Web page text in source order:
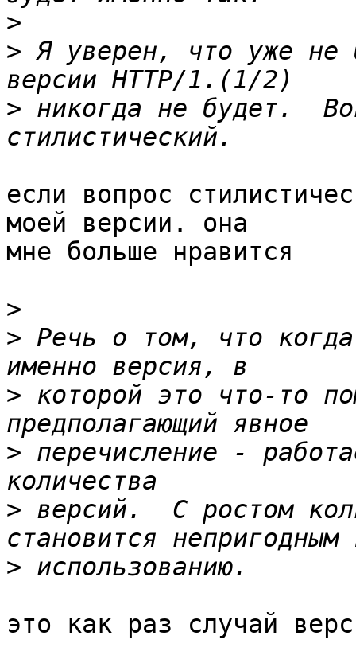
>
> Я уверен, что уже не
> никогда не будет.
если вопрос
моей версии. она
мне больше нравится
>
> Речь о том, что
> которой это что-то
> перечисление -
> версий.  С ростом
>
это как раз случай